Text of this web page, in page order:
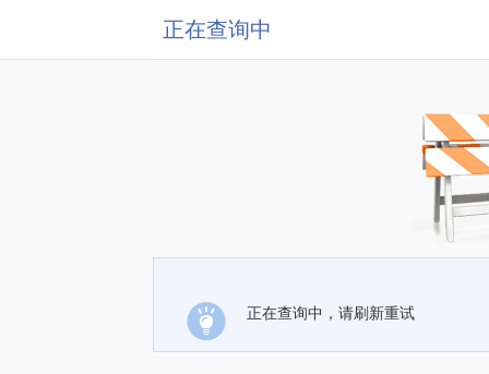
正在查询中
正在查询中，请刷新重试